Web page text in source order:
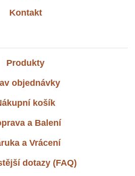
Kontakt
Produkty
objednávky
košík
a Balení
a Vrácení
dotazy (FAQ)